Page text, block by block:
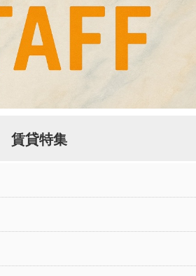
賃貸特集